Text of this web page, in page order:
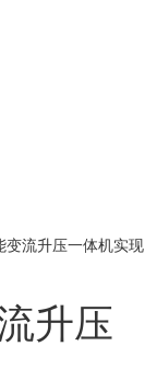
流升压一体机实现
升压